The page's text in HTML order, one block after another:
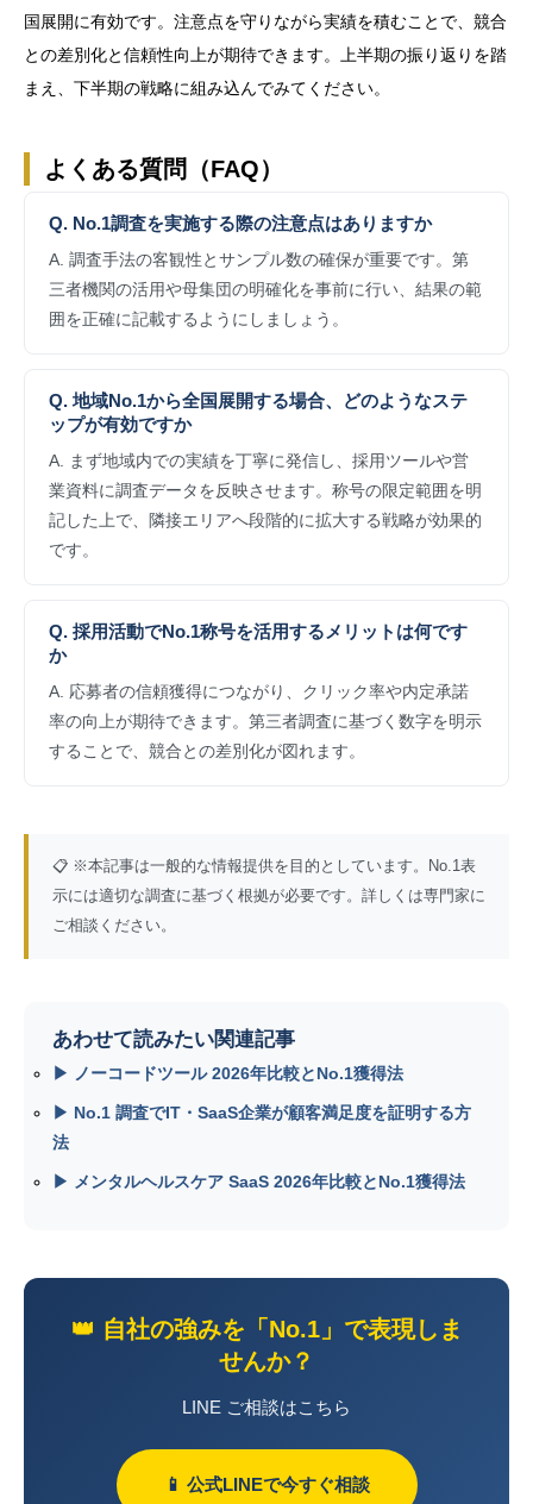
国展開に有効です。注意点を守りながら実績を積むことで、競合
との差別化と信頼性向上が期待できます。上半期の振り返りを踏
まえ、下半期の戦略に組み込んでみてください。
よくある質問（FAQ）
Q. No.1調査を実施する際の注意点はありますか
A. 調査手法の客観性とサンプル数の確保が重要です。第
三者機関の活用や母集団の明確化を事前に行い、結果の範
囲を正確に記載するようにしましょう。
Q. 地域No.1から全国展開する場合、どのようなステ
ップが有効ですか
A. まず地域内での実績を丁寧に発信し、採用ツールや営
業資料に調査データを反映させます。称号の限定範囲を明
記した上で、隣接エリアへ段階的に拡大する戦略が効果的
です。
Q. 採用活動でNo.1称号を活用するメリットは何です
か
A. 応募者の信頼獲得につながり、クリック率や内定承諾
率の向上が期待できます。第三者調査に基づく数字を明示
することで、競合との差別化が図れます。
📋 ※本記事は一般的な情報提供を目的としています。No.1表
示には適切な調査に基づく根拠が必要です。詳しくは専門家に
ご相談ください。
あわせて読みたい関連記事
▶ ノーコードツール 2026年比較とNo.1獲得法
▶ No.1 調査でIT・SaaS企業が顧客満足度を証明する方
法
▶ メンタルヘルスケア SaaS 2026年比較とNo.1獲得法
👑 自社の強みを「No.1」で表現しま
せんか？
LINE ご相談はこちら
📱 公式LINEで今すぐ相談